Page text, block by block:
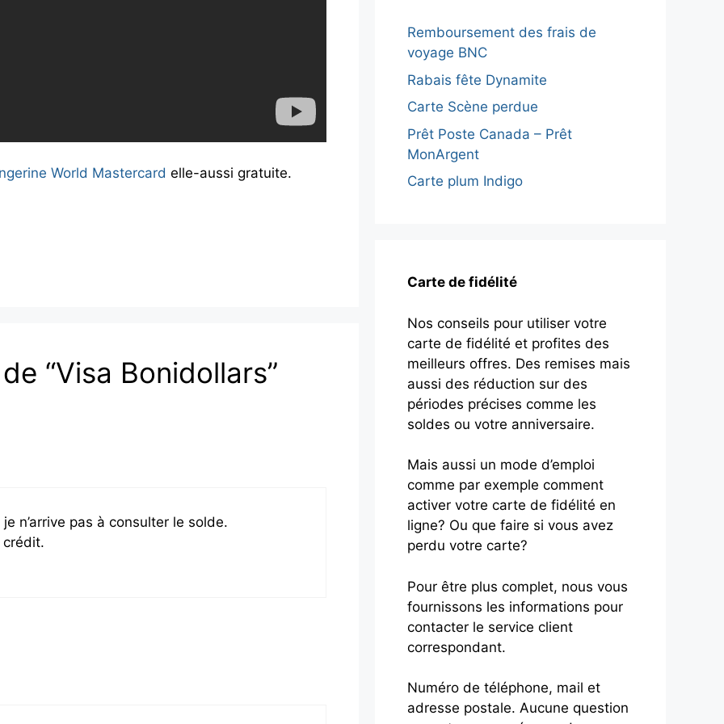
World Mastercard elle-aussi gratuite.
“Visa Bonidollars”
n’arrive pas à consulter le solde.
crédit.
Remboursement des frais de
voyage BNC
Rabais fête Dynamite
Carte Scène perdue
Prêt Poste Canada – Prêt
MonArgent
Carte plum Indigo
Carte de fidélité
Nos conseils pour utiliser votre
carte de fidélité et profites des
meilleurs offres. Des remises mais
aussi des réduction sur des
périodes précises comme les
soldes ou votre anniversaire.
Mais aussi un mode d’emploi
comme par exemple comment
activer votre carte de fidélité en
ligne? Ou que faire si vous avez
perdu votre carte?
Pour être plus complet, nous vous
fournissons les informations pour
contacter le service client
correspondant.
Numéro de téléphone, mail et
adresse postale. Aucune question